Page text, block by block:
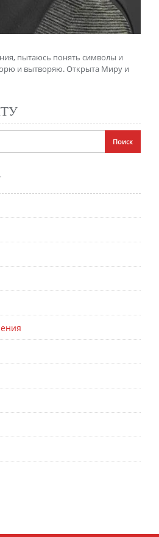
пытаюсь понять символы и
и вытворяю. Открыта Миру и